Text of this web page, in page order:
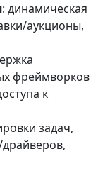
: динамическая
аукционы,
фреймворков
к
задач,